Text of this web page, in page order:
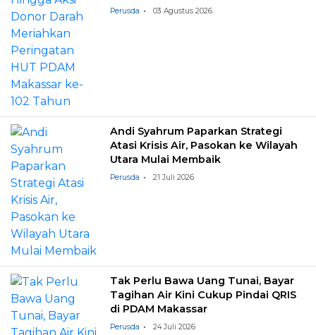
Perusda 03 Agustus 2026
Andi Syahrum Paparkan Strategi
Atasi Krisis Air, Pasokan ke Wilayah
Utara Mulai Membaik
Perusda 21 Juli 2026
Tak Perlu Bawa Uang Tunai, Bayar
Tagihan Air Kini Cukup Pindai QRIS
di PDAM Makassar
Perusda 24 Juli 2026